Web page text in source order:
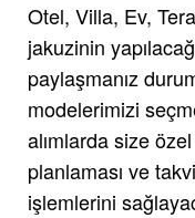
Otel, Villa, Ev,
jakuzinin
paylaşmanız
modelerimizi
alımlarda size
planlaması ve
işlemlerini